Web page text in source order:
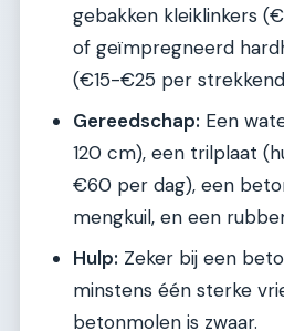
gebakken kleiklinkers
of geïmpregneerd
(€15-€25 per
Gereedschap: Een
120 cm), een trilplaat
€60 per dag), een
mengkuil, en een
Hulp: Zeker bij een
minstens één sterke
betonmolen is zwaar.